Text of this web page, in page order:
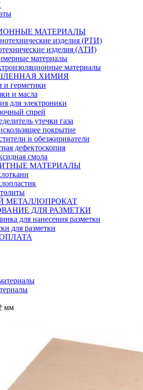
МАТЕРИАЛЫ
изделия (РТИ)
изделия (АТИ)
материалы
материалы
ХИМИЯ
и герметики
и масла
для электроники
спрей
утечки газа
покрытие
и обезжириватели
дефектоскопия
смола
МАТЕРИАЛЫ
МЕТАЛЛОПРОКАТ
ДЛЯ РАЗМЕТКИ
для нанесения разметки
для разметки
мм